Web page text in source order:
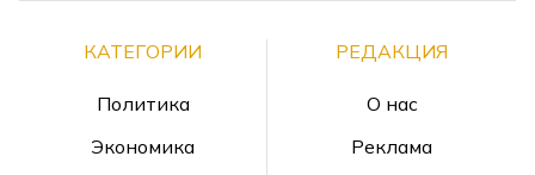
КАТЕГОРИИ
Политика
Экономика
РЕДАКЦИЯ
О нас
Реклама